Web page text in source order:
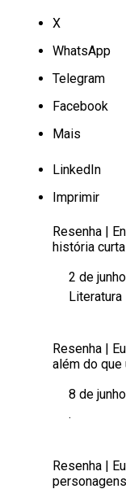
X
WhatsApp
Telegram
Facebook
Mais
LinkedIn
Imprimir
Resenha |
história
Data
2 de
Em relação a
Literatura
Resenha |
além do
Data
8 de
Em relação a
.
Resenha |